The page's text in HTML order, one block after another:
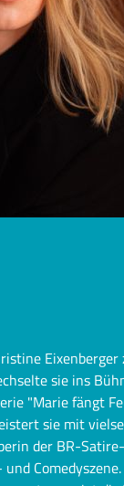
sie ins
"Marie fängt
sie mit
der BR-
Comedyszene.